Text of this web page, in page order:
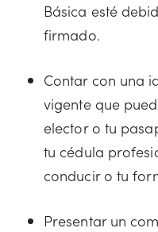
Básica esté
firmado.
Contar con una
vigente que
elector o tu
tu cédula
conducir o tu
Presentar un